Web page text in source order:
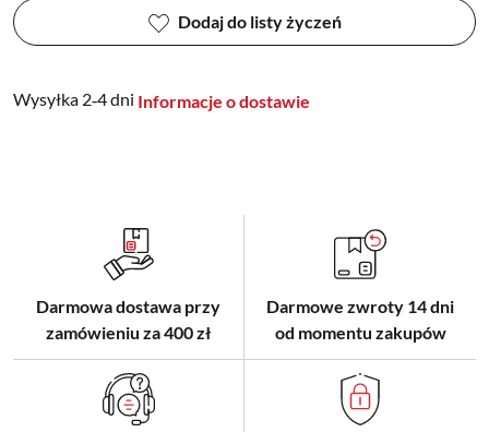
Dodaj do listy życzeń
Wysyłka 2‑4 dni Informacje o dostawie
Darmowa dostawa przy
zamówieniu za 400 zł
Darmowe zwroty 14 dni
od momentu zakupów